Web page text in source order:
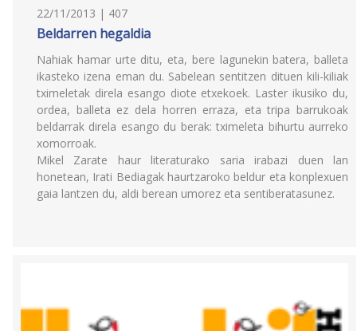
22/11/2013 | 407
Beldarren hegaldia
Nahiak hamar urte ditu, eta, bere lagunekin batera, balleta
ikasteko izena eman du. Sabelean sentitzen dituen kili-kiliak
tximeletak direla esango diote etxekoek. Laster ikusiko du,
ordea, balleta ez dela horren erraza, eta tripa barrukoak
beldarrak direla esango du berak: tximeleta bihurtu aurreko
xomorroak.
Mikel Zarate haur literaturako saria irabazi duen lan
honetean, Irati Bediagak haurtzaroko beldur eta konplexuen
gaia lantzen du, aldi berean umorez eta sentiberatasunez.